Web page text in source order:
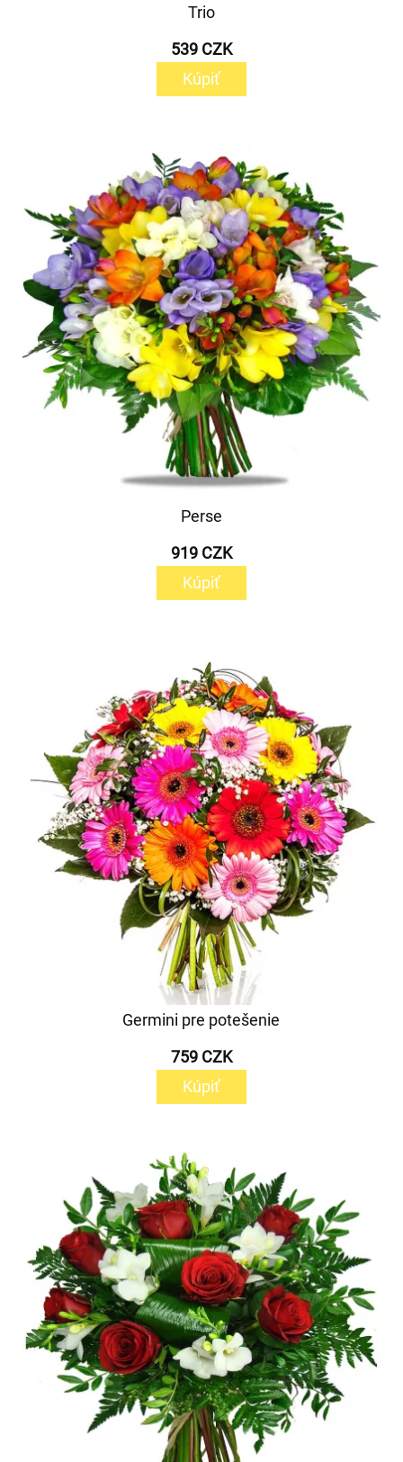
Trio
539 CZK
Kúpiť
Perse
919 CZK
Kúpiť
Germini pre potešenie
759 CZK
Kúpiť